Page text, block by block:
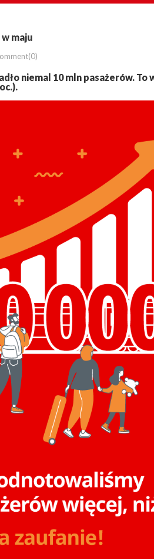
maju
niemal 10 mln pasażerów.